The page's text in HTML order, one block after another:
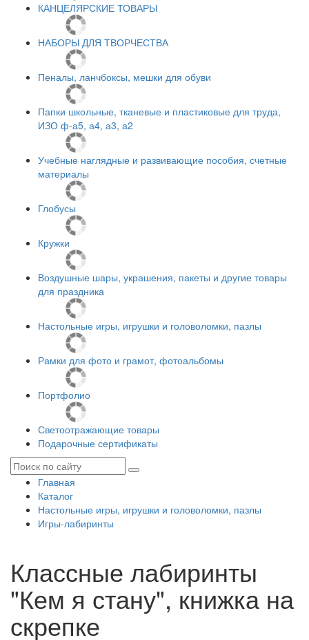
КАНЦЕЛЯРСКИЕ ТОВАРЫ
НАБОРЫ ДЛЯ ТВОРЧЕСТВА
Пеналы, ланчбоксы, мешки для обуви
Папки школьные, тканевые и пластиковые для труда,
ИЗО ф-а5, а4, а3, а2
Учебные наглядные и развивающие пособия, счетные
материалы
Глобусы
Кружки
Воздушные шары, украшения, пакеты и другие товары
для праздника
Настольные игры, игрушки и головоломки, пазлы
Рамки для фото и грамот, фотоальбомы
Портфолио
Светоотражающие товары
Подарочные сертификаты
Главная
Каталог
Настольные игры, игрушки и головоломки, пазлы
Игры-лабиринты
Классные лабиринты
"Кем я стану", книжка на
скрепке